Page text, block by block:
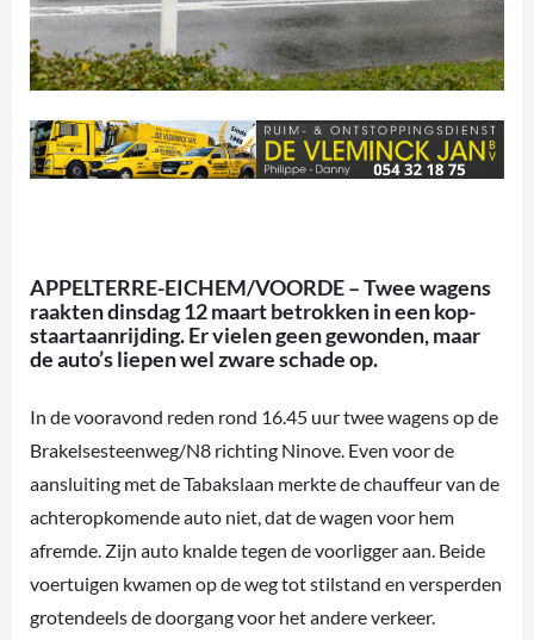
APPELTERRE-EICHEM/VOORDE – Twee wagens
raakten dinsdag 12 maart betrokken in een kop-
staartaanrijding. Er vielen geen gewonden, maar
de auto’s liepen wel zware schade op.
In de vooravond reden rond 16.45 uur twee wagens op de
Brakelsesteenweg/N8 richting Ninove. Even voor de
aansluiting met de Tabakslaan merkte de chauffeur van de
achteropkomende auto niet, dat de wagen voor hem
afremde. Zijn auto knalde tegen de voorligger aan. Beide
voertuigen kwamen op de weg tot stilstand en versperden
grotendeels de doorgang voor het andere verkeer.